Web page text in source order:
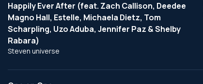
Happily Ever After (feat. Zach Callison, Deedee
Magno Hall, Estelle, Michaela Dietz, Tom
Scharpling, Uzo Aduba, Jennifer Paz & Shelby
Rabara)
Steven universe